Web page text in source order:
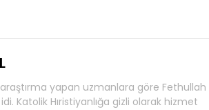
yapan uzmanlara göre Fethullah
Katolik Hıristiyanlığa gizli olarak hizmet